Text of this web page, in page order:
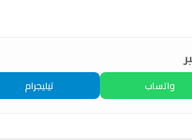
واتساب تيليجرام